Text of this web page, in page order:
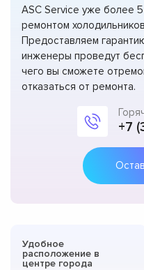
ASC Service уже более
ремонтом
Предоставляем
инженеры проведут
чего вы сможете
отказаться от ремонта.
+7
Удобное
расположение в
центре города